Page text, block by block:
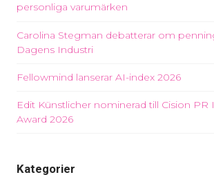
personliga varumärken
Carolina Stegman debatterar om
Dagens Industri
Fellowmind lanserar AI-index 2026
Edit Künstlicher nominerad till Cision PR
Award 2026
Kategorier